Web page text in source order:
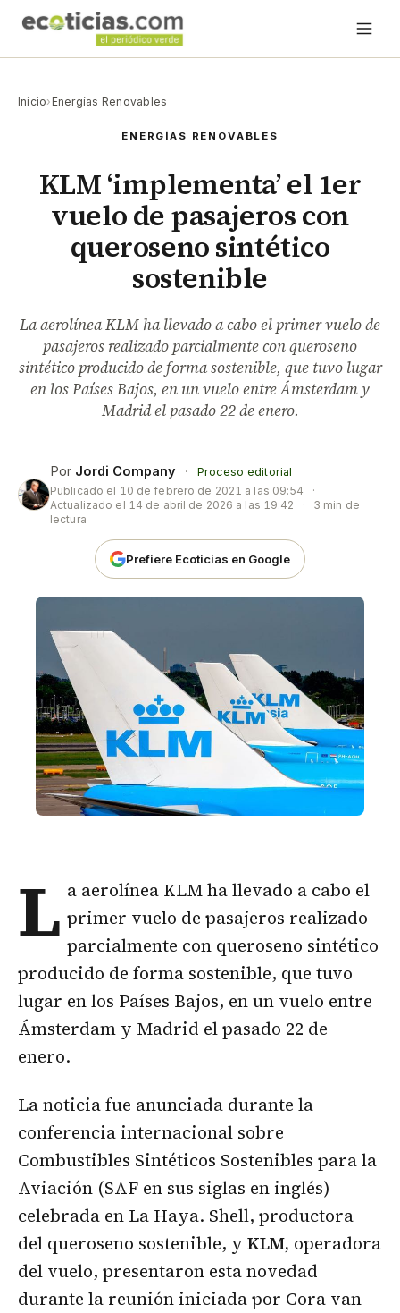
Inicio› Energías Renovables
ENERGÍAS RENOVABLES
KLM ‘implementa’ el 1er
vuelo de pasajeros con
queroseno sintético
sostenible
La aerolínea KLM ha llevado a cabo el primer vuelo de
pasajeros realizado parcialmente con queroseno
sintético producido de forma sostenible, que tuvo lugar
en los Países Bajos, en un vuelo entre Ámsterdam y
Madrid el pasado 22 de enero.
Por Jordi Company ·
Proceso editorial
Publicado el 10 de febrero de 2021 a las 09:54
·
Actualizado el 14 de abril de 2026 a las 19:42 ·
3 min de
lectura
Prefiere Ecoticias en Google
L a aerolínea KLM ha llevado a cabo el
primer vuelo de pasajeros realizado
parcialmente con queroseno sintético
producido de forma sostenible, que tuvo
lugar en los Países Bajos, en un vuelo entre
Ámsterdam y Madrid el pasado 22 de
enero.
La noticia fue anunciada durante la
conferencia internacional sobre
Combustibles Sintéticos Sostenibles para la
Aviación (SAF en sus siglas en inglés)
celebrada en La Haya. Shell, productora
del queroseno sostenible, y KLM, operadora
del vuelo, presentaron esta novedad
durante la reunión iniciada por Cora van